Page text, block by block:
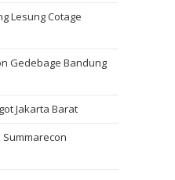
Lesung Cotage
Gedebage Bandung
Jakarta Barat